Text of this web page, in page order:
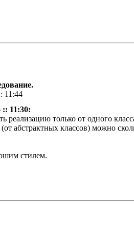
11:44
11:30:
реализацию только от одного
абстрактных классов) можно
стилем.